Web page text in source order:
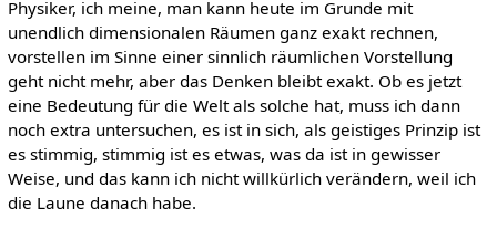
Physiker, ich meine, man kann heute im Grunde mit
unendlich dimensionalen Räumen ganz exakt rechnen,
vorstellen im Sinne einer sinnlich räumlichen Vorstellung
geht nicht mehr, aber das Denken bleibt exakt. Ob es jetzt
eine Bedeutung für die Welt als solche hat, muss ich dann
noch extra untersuchen, es ist in sich, als geistiges Prinzip ist
es stimmig, stimmig ist es etwas, was da ist in gewisser
Weise, und das kann ich nicht willkürlich verändern, weil ich
die Laune danach habe.